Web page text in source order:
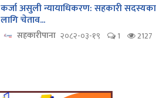
कर्जा असुली न्यायाधिकरण: सहकारी सदस्यका
लागि चेताव...
सहकारीपाना २०८२-०३-१९ 1 2127